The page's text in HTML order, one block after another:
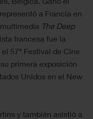
a Francia en
The Deep
francesa fue la
57º Festival de Cine
primera exposición
Unidos en el New
y también asistió a